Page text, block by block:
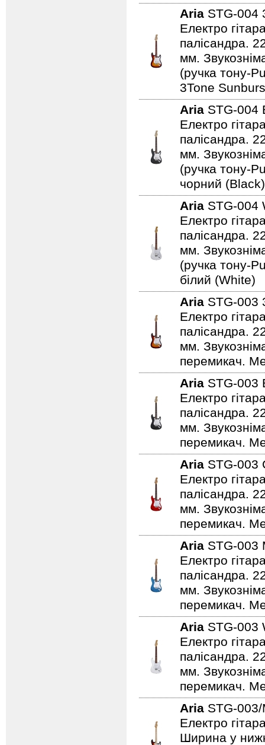
Aria STG-004
Електро
палісандра.
мм.
(ручка тону-
3Tone
Aria STG-004
Електро
палісандра.
мм.
(ручка тону-
чорний
Aria STG-004
Електро
палісандра.
мм.
(ручка тону-
білий (White)
Aria STG-003
Електро
палісандра.
мм.
перемикач.
Aria STG-003
Електро
палісандра.
мм.
перемикач.
Aria STG-003
Електро
палісандра.
мм.
перемикач.
Aria STG-003
Електро
палісандра.
мм.
перемикач.
Aria STG-003
Електро
палісандра.
мм.
перемикач.
Aria STG-
Електро
Ширина у